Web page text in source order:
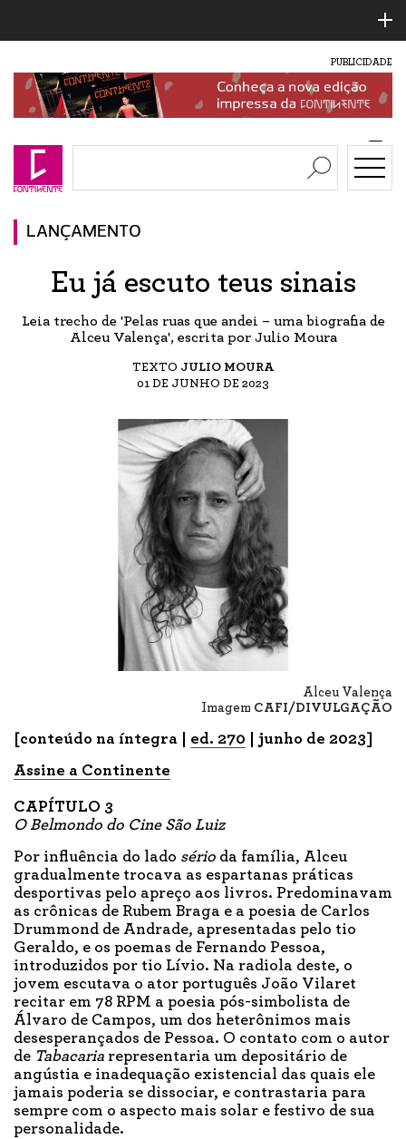
PUBLICIDADE
LANÇAMENTO
Eu já escuto teus sinais
Leia trecho de 'Pelas ruas que andei – uma biografia de
Alceu Valença', escrita por Julio Moura
TEXTO JULIO MOURA
01 DE JUNHO DE 2023
Alceu Valença
Imagem CAFI/DIVULGAÇÃO
[conteúdo na íntegra | ed. 270 | junho de 2023]
Assine a Continente
CAPÍTULO 3
O Belmondo do Cine São Luiz
Por influência do lado sério da família, Alceu
gradualmente trocava as espartanas práticas
desportivas pelo apreço aos livros. Predominavam
as crônicas de Rubem Braga e a poesia de Carlos
Drummond de Andrade, apresentadas pelo tio
Geraldo, e os poemas de Fernando Pessoa,
introduzidos por tio Lívio. Na radiola deste, o
jovem escutava o ator português João Vilaret
recitar em 78 RPM a poesia pós-simbolista de
Álvaro de Campos, um dos heterônimos mais
desesperançados de Pessoa. O contato com o autor
de Tabacaria representaria um depositário de
angústia e inadequação existencial das quais ele
jamais poderia se dissociar, e contrastaria para
sempre com o aspecto mais solar e festivo de sua
personalidade.